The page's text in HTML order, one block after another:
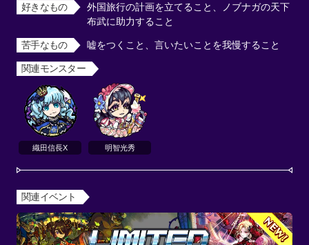
好きなもの
外国旅行の計画を立てること、ノブナガの天下
布武に助力すること
苦手なもの 嘘をつくこと、言いたいことを我慢すること
関連モンスター
織田信長X 明智光秀
関連イベント